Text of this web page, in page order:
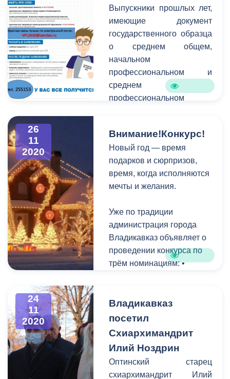
Асланом Караевым
проинспектировали ход
работ на этом участке.
Выпускники прошлых лет,
имеющие документ
государственного образца
о среднем общем,
начальном
профессиональном и
среднем
профессиональном
образовательных
программ в иностранных
образовательных
организациях, для подачи
заявления обращаются в
администрации местного
самоуправления
г.Владикавказа.
26
11
2020
Внимание!Конкурс!
Новый год — время
подарков и сюрпризов,
время, когда исполняются
мечты и желания.
Уже по традиции
администрация города
Владикавказ объявляет о
проведении конкурса по
трём номинациям: •
коммерческих структур»; •
«Лучшее новогоднее
многоквартирного дома»;
• «Лучшее новогоднее
оформление частного
24
11
2020
Владикавказ
посетил
Схиархимандрит
Илий Ноздрин
Оптинский старец
схиархимандрит Илий